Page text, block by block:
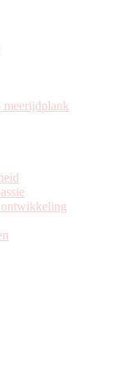
meerijdplank